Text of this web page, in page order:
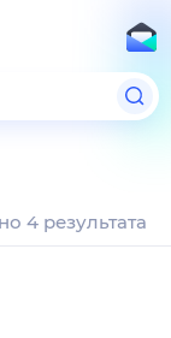
4 результата